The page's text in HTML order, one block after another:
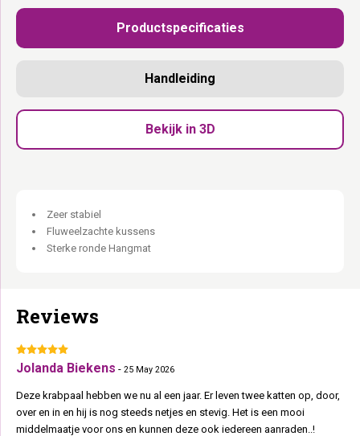
hangmat van dit model heeft nog geen uitritsbare hoes.
Geleverd als bouwpakket. Ontworpen in Nederland.
wil.
Voor de kat die liever hangt dan zit.
Stoer, sterk en stabiel. Geen compromissen.
Productspecificaties
Handleiding
Bekijk in 3D
Zeer stabiel
Fluweelzachte kussens
Sterke ronde Hangmat
Reviews
Jolanda Biekens - 25 May 2026
Deze krabpaal hebben we nu al een jaar. Er leven twee katten op, door,
over en in en hij is nog steeds netjes en stevig. Het is een mooi
middelmaatje voor ons en kunnen deze ook iedereen aanraden..!